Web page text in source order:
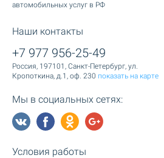
автомобильных услуг в РФ
Наши контакты
+7 977 956-25-49
Россия, 197101, Санкт-Петербург, ул.
Кропоткина, д.1, оф. 230 показать на карте
Мы в социальных сетях:
Условия работы